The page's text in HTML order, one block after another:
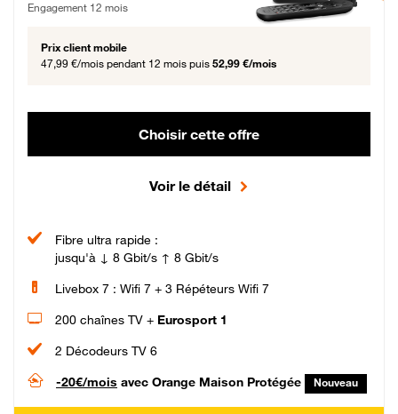
Engagement 12 mois
Prix client mobile
47,99 €/mois pendant 12 mois puis 52,99 €/mois
Choisir cette offre
Voir le détail
Fibre ultra rapide :
jusqu'à ↓ 8 Gbit/s ↑ 8 Gbit/s
Livebox 7 : Wifi 7 + 3 Répéteurs Wifi 7
200 chaînes TV + Eurosport 1
2 Décodeurs TV 6
-20€/mois avec Orange Maison Protégée Nouveau